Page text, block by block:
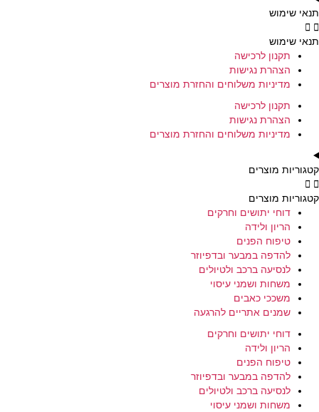
תנאי שימוש
תנאי שימוש
תקנון לרכישה
הצהרת נגישות
מדיניות משלוחים והחזרת מוצרים
תקנון לרכישה
הצהרת נגישות
מדיניות משלוחים והחזרת מוצרים
קטגוריות מוצרים
קטגוריות מוצרים
דוחי יתושים וחרקים
הריון ולידה
טיפוח הפנים
להדפה במבער ובדפיוזר
לנסיעה ברכב ולטיולים
משחות ושמני עיסוי
משככי כאבים
שמנים אתריים להרגעה
דוחי יתושים וחרקים
הריון ולידה
טיפוח הפנים
להדפה במבער ובדפיוזר
לנסיעה ברכב ולטיולים
משחות ושמני עיסוי